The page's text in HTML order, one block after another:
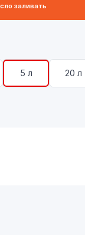
заливать
5 л 20 л